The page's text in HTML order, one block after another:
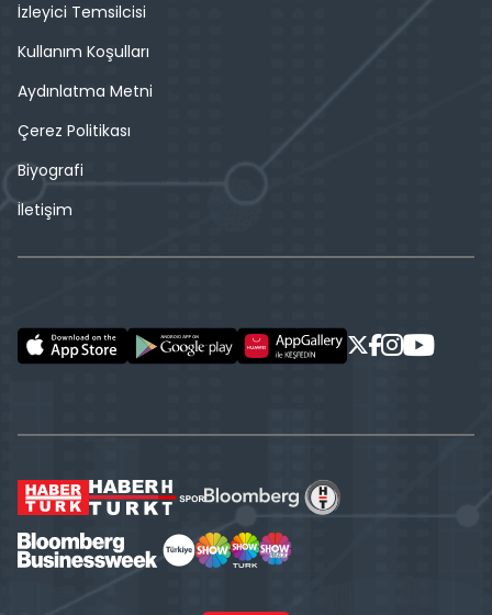
İzleyici Temsilcisi
Kullanım Koşulları
Aydınlatma Metni
Çerez Politikası
Biyografi
İletişim